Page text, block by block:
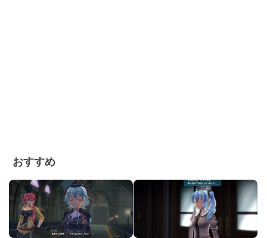
おすすめ